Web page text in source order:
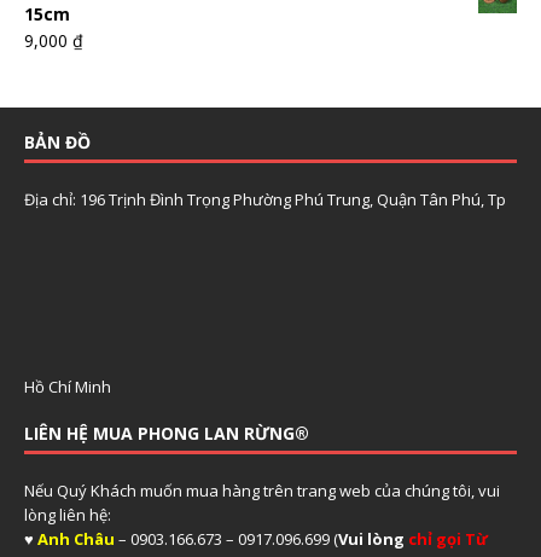
15cm
9,000 ₫
BẢN ĐỒ
Địa chỉ: 196 Trịnh Đình Trọng Phường Phú Trung, Quận Tân Phú, Tp
Hồ Chí Minh
LIÊN HỆ MUA PHONG LAN RỪNG®
Nếu Quý Khách muốn mua hàng trên trang web của chúng tôi, vui
lòng liên hệ:
♥ Anh Châu – 0903.166.673 – 0917.096.699 (Vui lòng chỉ gọi Từ